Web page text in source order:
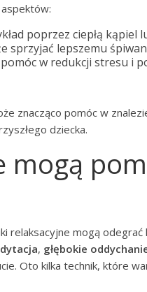
poprzez ciepłą kąpiel
sprzyjać lepszemu
w redukcji stresu i
znacząco pomóc w
dziecka.
mogą
relaksacyjne mogą odegrać
, głębokie
Oto kilka technik, które